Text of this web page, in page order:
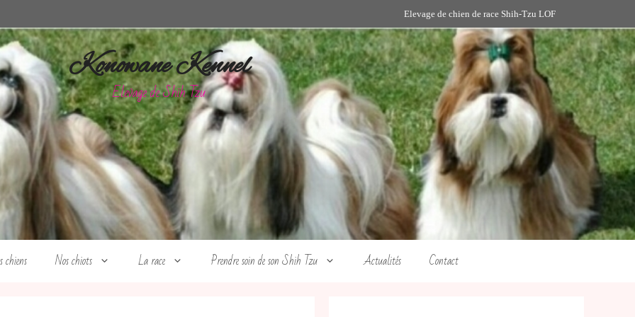
Elevage de chien de race Shih-Tzu LOF
Konowane Kennel
Elevage de Shih Tzu
chiens Nos chiots La race Prendre soin de son Shih Tzu Actualités Contact